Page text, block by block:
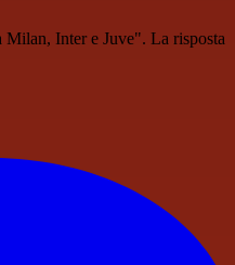
Inter e Juve". La risposta